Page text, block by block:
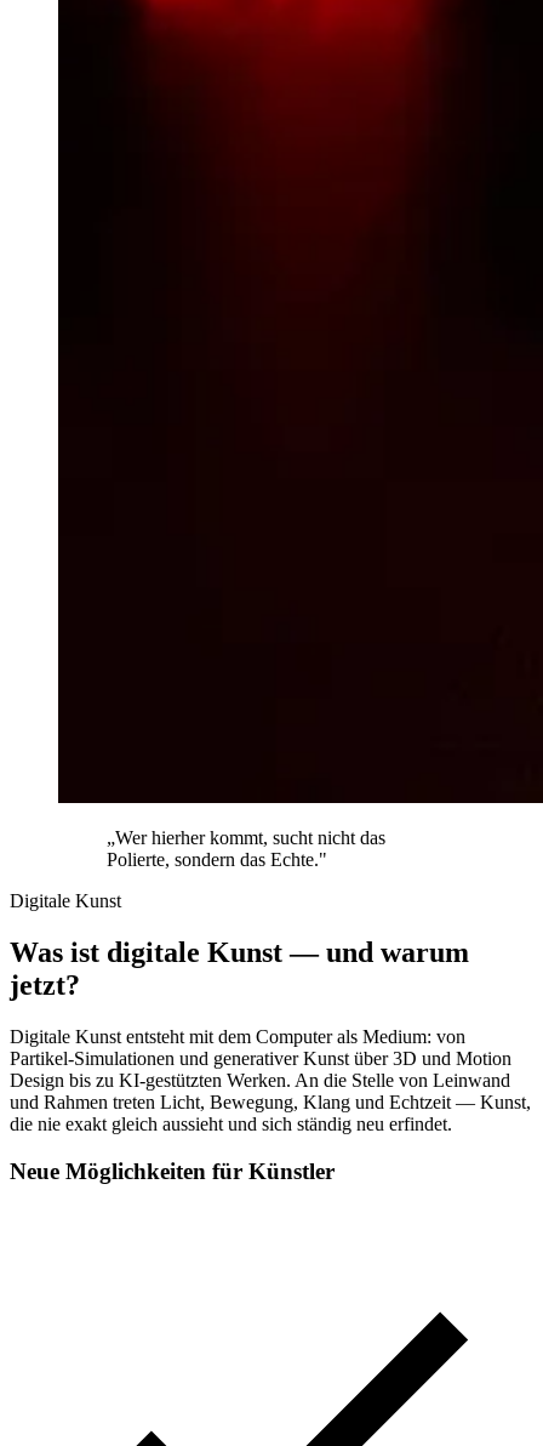
„Wer hierher kommt, sucht nicht das
Polierte, sondern das Echte."
Digitale Kunst
Was ist digitale Kunst — und warum
jetzt?
Digitale Kunst entsteht mit dem Computer als Medium: von
Partikel-Simulationen und generativer Kunst über 3D und Motion
Design bis zu KI-gestützten Werken. An die Stelle von Leinwand
und Rahmen treten Licht, Bewegung, Klang und Echtzeit — Kunst,
die nie exakt gleich aussieht und sich ständig neu erfindet.
Neue Möglichkeiten für Künstler